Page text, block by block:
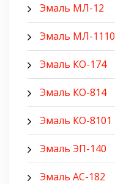
Эмаль МЛ-12
Эмаль МЛ-1110
Эмаль КО-174
Эмаль КО-814
Эмаль КО-8101
Эмаль ЭП-140
Эмаль АС-182